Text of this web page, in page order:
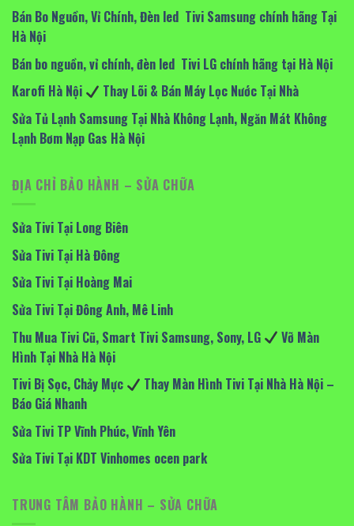
Bán Bo Nguồn, Vỉ Chính, Đèn led Tivi Samsung chính hãng Tại
Hà Nội
Bán bo nguồn, vỉ chính, đèn led Tivi LG chính hãng tại Hà Nội
Karofi Hà Nội
Thay Lõi & Bán Máy Lọc Nước Tại Nhà
Sửa Tủ Lạnh Samsung Tại Nhà Không Lạnh, Ngăn Mát Không
Lạnh Bơm Nạp Gas Hà Nội
ĐỊA CHỈ BẢO HÀNH – SỬA CHỮA
Sửa Tivi Tại Long Biên
Sửa Tivi Tại Hà Đông
Sửa Tivi Tại Hoàng Mai
Sửa Tivi Tại Đông Anh, Mê Linh
Thu Mua Tivi Cũ, Smart Tivi Samsung, Sony, LG
Vỡ Màn
Hình Tại Nhà Hà Nội
Tivi Bị Sọc, Chảy Mực
Thay Màn Hình Tivi Tại Nhà Hà Nội –
Báo Giá Nhanh
Sửa Tivi TP Vĩnh Phúc, Vĩnh Yên
Sửa Tivi Tại KDT Vinhomes ocen park
TRUNG TÂM BẢO HÀNH – SỬA CHỮA